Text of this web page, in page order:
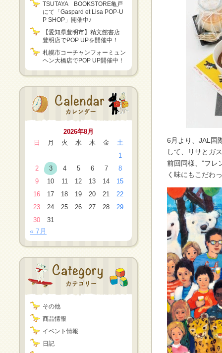
TSUTAYA BOOKSTORE亀戸
にて「Gaspard et Lisa POP-U
P SHOP」開催中♪
【愛知県豊明市】精文館書店
豊明店でPOP UPを開催中！
札幌市コーチャンフォーミュン
ヘン大橋店でPOP UP開催中！
2026年8月
日
月 火 水 木 金
土
1
2
3 4 5 6 7
8
9
10 11 12 13 14
15
16
17 18 19 20 21
22
23
24 25 26 27 28
29
30
31
« 7月
その他
商品情報
イベント情報
日記
6月より、JAL国
して、リサとガ
前回同様、”フレ
く味にもこだわ